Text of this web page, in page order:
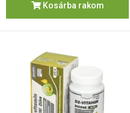
Kosárba rakom